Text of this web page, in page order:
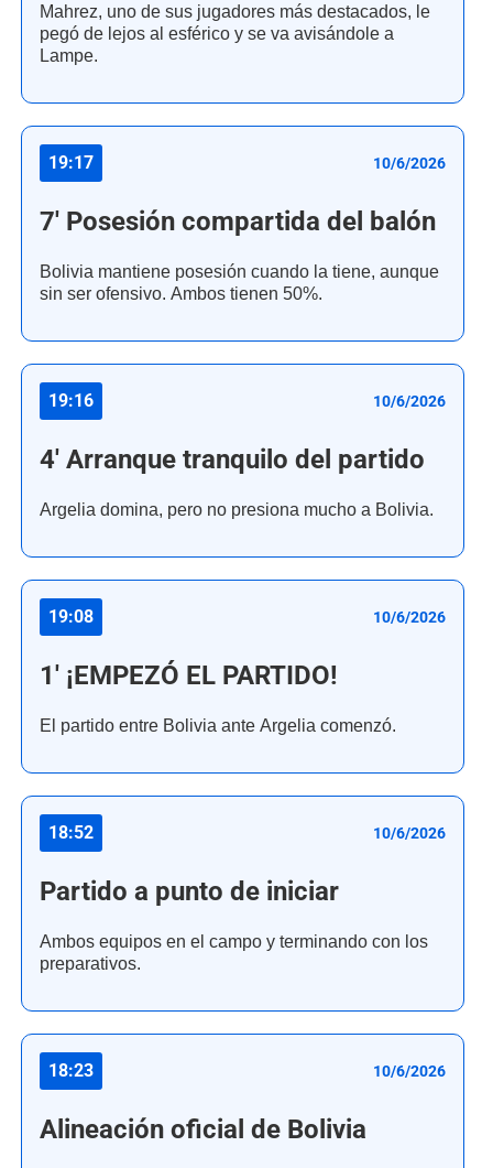
Mahrez, uno de sus jugadores más destacados, le
pegó de lejos al esférico y se va avisándole a
Lampe.
19:17 10/6/2026
7' Posesión compartida del balón
Bolivia mantiene posesión cuando la tiene, aunque
sin ser ofensivo. Ambos tienen 50%.
19:16 10/6/2026
4' Arranque tranquilo del partido
Argelia domina, pero no presiona mucho a Bolivia.
19:08 10/6/2026
1' ¡EMPEZÓ EL PARTIDO!
El partido entre Bolivia ante Argelia comenzó.
18:52 10/6/2026
Partido a punto de iniciar
Ambos equipos en el campo y terminando con los
preparativos.
18:23 10/6/2026
Alineación oficial de Bolivia